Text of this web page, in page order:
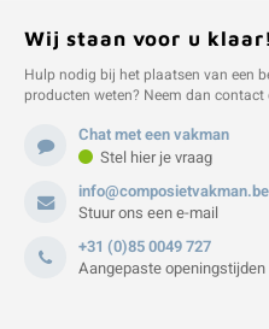
Wij staan voor u klaar!
Hulp nodig bij het plaatsen van een
producten weten? Neem dan contact
Chat met een vakman
Stel hier je vraag
info@composietvakman.be
Stuur ons een e-mail
+31 (0)85 0049 727
Aangepaste openingstijden